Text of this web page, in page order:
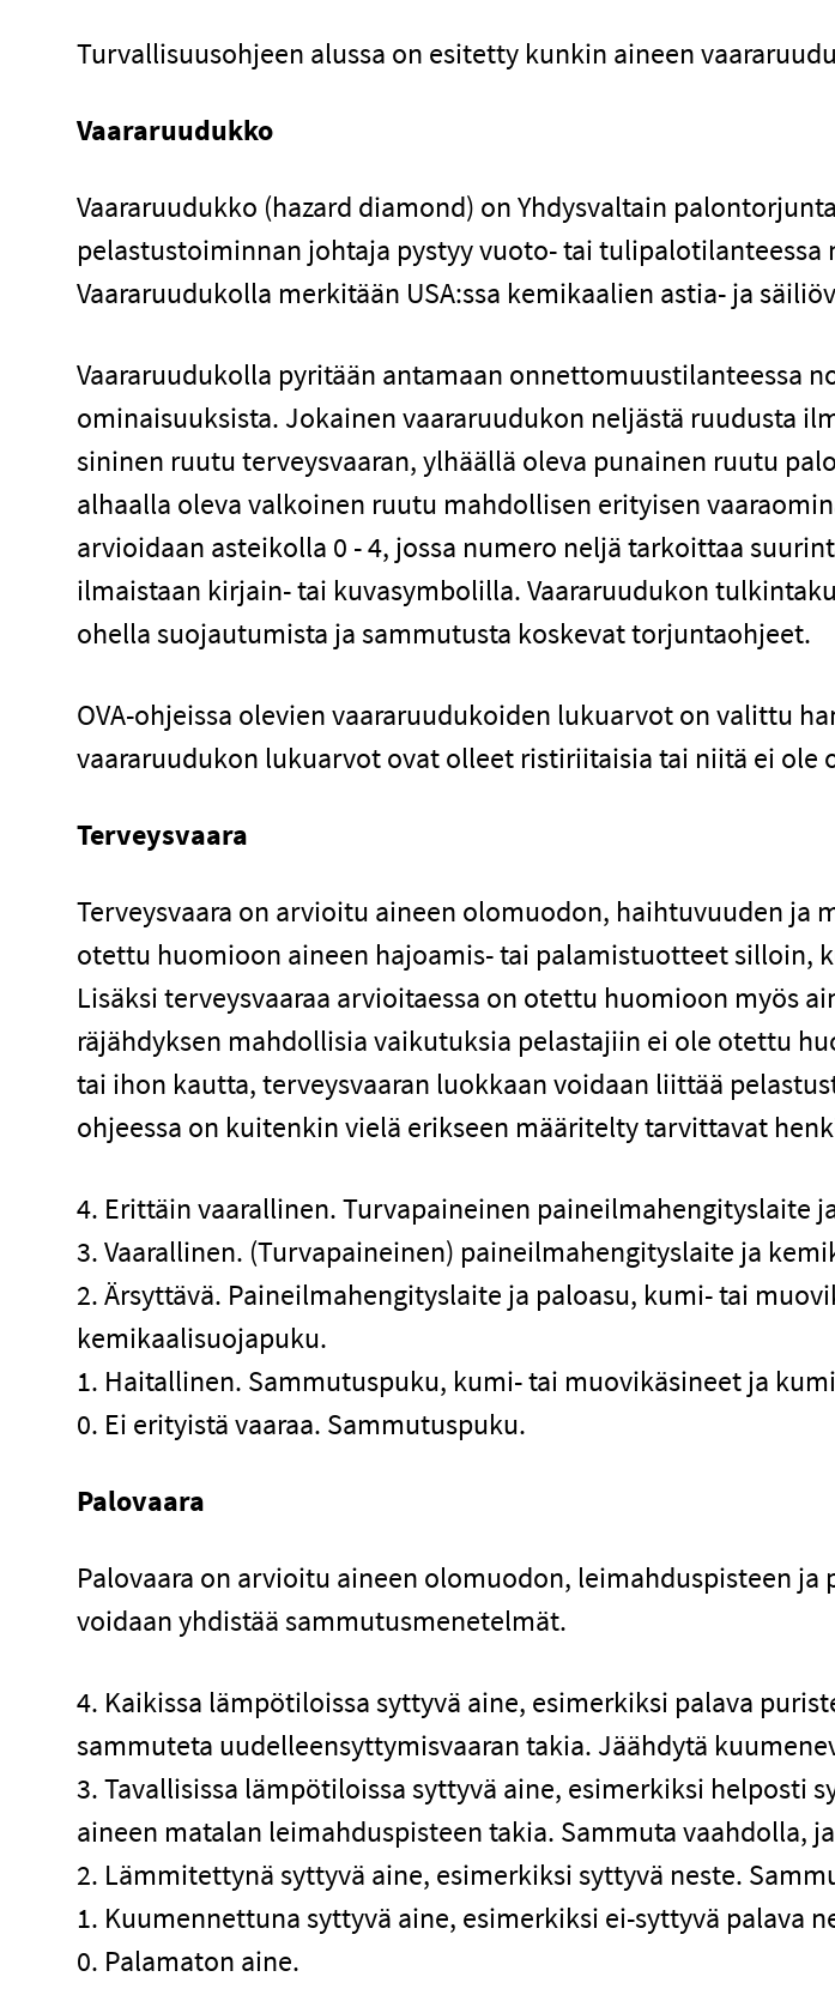
Turvallisuusohjeen alussa on esitetty kunkin aineen
Vaararuudukko
Vaararuudukko (hazard diamond) on Yhdysvaltain
pelastustoiminnan johtaja pystyy vuoto- tai
Vaararuudukolla merkitään USA:ssa kemikaalien astia- ja
Vaararuudukolla pyritään antamaan onnettomuustilanteessa
ominaisuuksista. Jokainen vaararuudukon neljästä ruudusta
sininen ruutu terveysvaaran, ylhäällä oleva punainen ruutu
alhaalla oleva valkoinen ruutu mahdollisen erityisen
arvioidaan asteikolla 0 - 4, jossa numero neljä tarkoittaa
ilmaistaan kirjain- tai kuvasymbolilla. Vaararuudukon
ohella suojautumista ja sammutusta koskevat torjuntaohjeet.
OVA-ohjeissa olevien vaararuudukoiden lukuarvot on valittu
vaararuudukon lukuarvot ovat olleet ristiriitaisia tai niitä ei ole
Terveysvaara
Terveysvaara on arvioitu aineen olomuodon, haihtuvuuden ja
otettu huomioon aineen hajoamis- tai palamistuotteet silloin,
Lisäksi terveysvaaraa arvioitaessa on otettu huomioon myös
räjähdyksen mahdollisia vaikutuksia pelastajiin ei ole otettu
tai ihon kautta, terveysvaaran luokkaan voidaan liittää
ohjeessa on kuitenkin vielä erikseen määritelty tarvittavat
4. Erittäin vaarallinen. Turvapaineinen paineilmahengityslaite
3. Vaarallinen. (Turvapaineinen) paineilmahengityslaite ja
2. Ärsyttävä. Paineilmahengityslaite ja paloasu, kumi- tai
kemikaalisuojapuku.
1. Haitallinen. Sammutuspuku, kumi- tai muovikäsineet ja
0. Ei erityistä vaaraa. Sammutuspuku.
Palovaara
Palovaara on arvioitu aineen olomuodon, leimahduspisteen
voidaan yhdistää sammutusmenetelmät.
4. Kaikissa lämpötiloissa syttyvä aine, esimerkiksi palava
sammuteta uudelleensyttymisvaaran takia. Jäähdytä
3. Tavallisissa lämpötiloissa syttyvä aine, esimerkiksi helposti
aineen matalan leimahduspisteen takia. Sammuta vaahdolla,
2. Lämmitettynä syttyvä aine, esimerkiksi syttyvä neste.
1. Kuumennettuna syttyvä aine, esimerkiksi ei-syttyvä palava
0. Palamaton aine.